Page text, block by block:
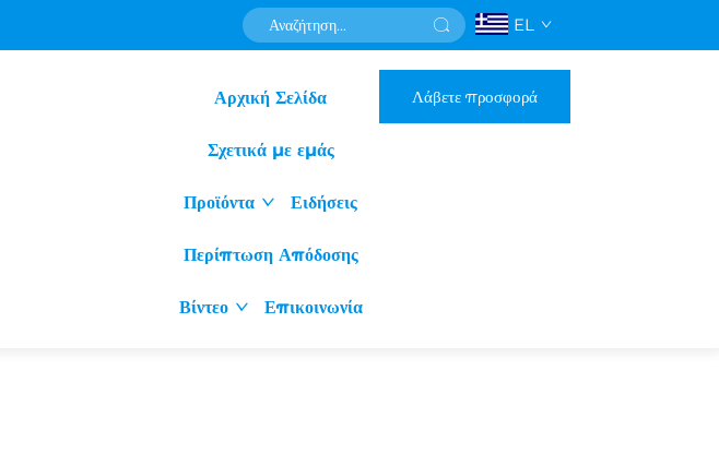
EL
Αρχική Σελίδα
Σχετικά με εμάς
Προϊόντα Ειδήσεις
Περίπτωση Απόδοσης
Βίντεο Επικοινωνία
Λάβετε προσφορά